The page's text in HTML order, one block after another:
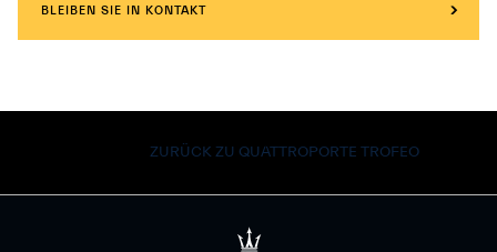
BLEIBEN SIE IN KONTAKT
ZURÜCK ZU QUATTROPORTE TROFEO